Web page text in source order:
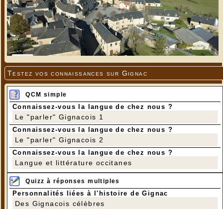
Testez vos connaissances sur Gignac
QCM simple
Connaissez-vous la langue de chez nous ?
Le "parler" Gignacois 1
Connaissez-vous la langue de chez nous ?
Le "parler" Gignacois 2
Connaissez-vous la langue de chez nous ?
Langue et littérature occitanes
Quizz à réponses multiples
Personnalités liées à l'histoire de Gignac
Des Gignacois célèbres